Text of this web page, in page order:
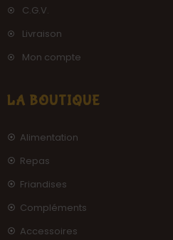
C.G.V.
Livraison
Mon compte
LA BOUTIQUE
Alimentation
Repas
Friandises
Compléments
Accessoires